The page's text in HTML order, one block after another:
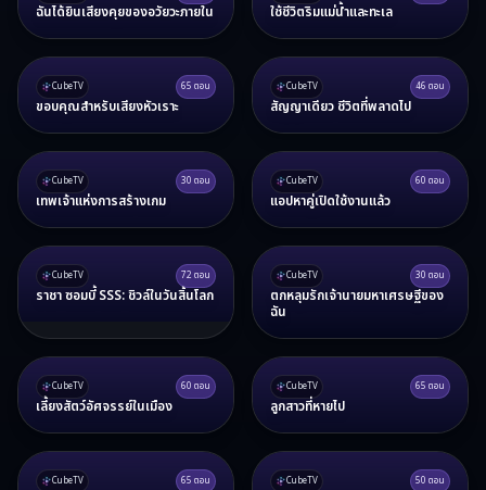
ฉันได้ยินเสียงคุยของอวัยวะภายใน ใช้ชีวิตริมแม่น้ำและทะเล
CubeTV 65 ตอน
ขอบคุณสำหรับเสียงหัวเราะ
CubeTV 46 ตอน
สัญญาเดียว ชีวิตที่พลาดไป
CubeTV 30 ตอน
เทพเจ้าแห่งการสร้างเกม
CubeTV 60 ตอน
แอปหาคู่เปิดใช้งานแล้ว
CubeTV 72 ตอน
ราชา ซอมบี้ SSS: ชิวล์ในวันสิ้นโลก
CubeTV 30 ตอน
ตกหลุมรักเจ้านายมหาเศรษฐีของ
ฉัน
CubeTV 60 ตอน
เลี้ยงสัตว์อัศจรรย์ในเมือง
CubeTV 65 ตอน
ลูกสาวที่หายไป
CubeTV 65 ตอน CubeTV 50 ตอน